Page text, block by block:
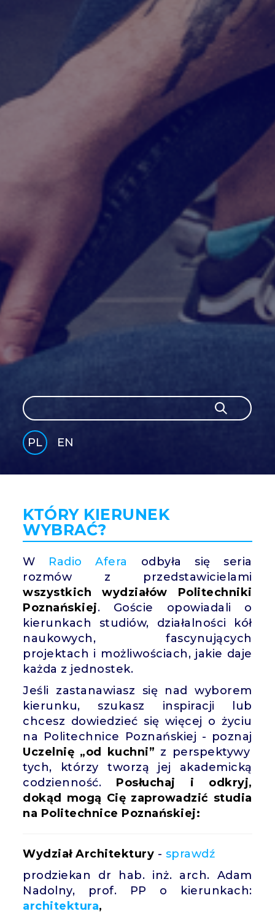
Szukaj
Szukaj
PL
EN
SH
KTÓRY KIERUNEK
WYBRAĆ?
W Radio Afera
odbyła się seria
rozmów z przedstawicielami
wszystkich wydziałów Politechniki
Poznańskiej. Goście opowiadali o
kierunkach studiów, działalności kół
naukowych, fascynujących
projektach i możliwościach, jakie daje
każda z jednostek.
Jeśli zastanawiasz się nad wyborem
kierunku, szukasz inspiracji lub
chcesz dowiedzieć się więcej o życiu
na Politechnice Poznańskiej - poznaj
Uczelnię „od kuchni” z perspektywy
tych, którzy tworzą jej akademicką
codzienność. Posłuchaj i odkryj,
dokąd mogą Cię zaprowadzić studia
na Politechnice Poznańskiej:
Wydział Architektury - sprawdź
prodziekan dr hab. inż. arch. Adam
Nadolny, prof. PP o kierunkach:
architektura,